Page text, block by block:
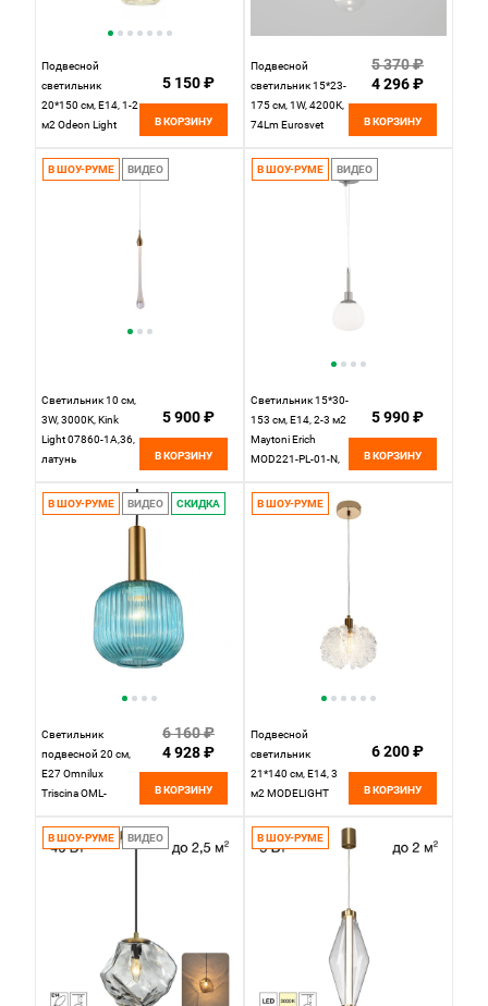
Подвесной
светильник
20*150 см, E14, 1-2
м2 Odeon Light
янтарный
5 150 ₽
В КОРЗИНУ
Подвесной
светильник 15*23-
175 см, 1W, 4200K,
74Lm Eurosvet
LED прозрачный
5 370 ₽
4 296 ₽
В КОРЗИНУ
В ШОУ-РУМЕ ВИДЕО
Светильник 10 см,
3W, 3000K, Kink
Light 07860-1A,36,
латунь
5 900 ₽
В КОРЗИНУ
В ШОУ-РУМЕ ВИДЕО
Светильник 15*30-
153 см, E14, 2-3 м2
Maytoni Erich
MOD221-PL-01-N,
5 990 ₽
В КОРЗИНУ
В ШОУ-РУМЕ ВИДЕО СКИДКА
Светильник
подвесной 20 см,
Е27 Omnilux
Triscina OML-
голубой
6 160 ₽
4 928 ₽
В КОРЗИНУ
В ШОУ-РУМЕ
Подвесной
светильник
21*140 см, Е14, 3
м2 MODELIGHT
GD золото
6 200 ₽
В КОРЗИНУ
В ШОУ-РУМЕ ВИДЕО В ШОУ-РУМЕ